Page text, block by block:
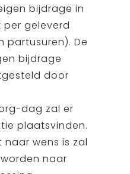
bijdrage in
geleverd
partusuren). De
bijdrage
door
dag zal er
plaatsvinden.
wens is zal
naar